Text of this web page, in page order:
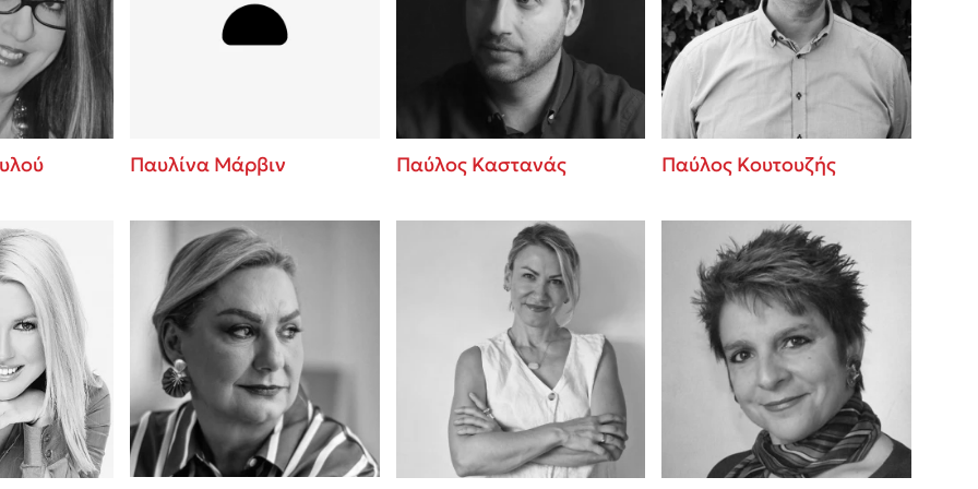
Baccalario
Εύκολη συνταγή για chicken BBQ pizza
3 βιβλία που μπορείς να διαβάσεις σε
Διακοπές με τα παιδιά: Η ανάγκη μας για
παύση σε μετωπική σύγκρουση με τη
Πάνω, κάτω, μπροστά, πίσω; Κάνε το
τεστ και ανακάλυψε την τάση σου!
Παυλίνα Μάρβιν Παύλος Καστανάς Παύλος Κουτουζής